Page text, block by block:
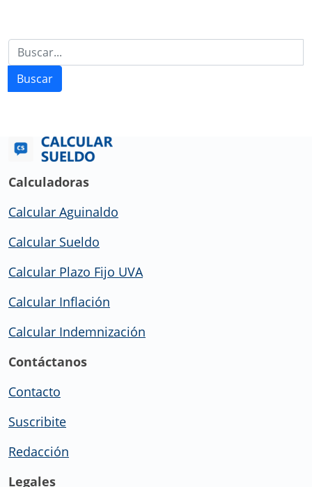
Buscar
Calculadoras
Calcular Aguinaldo
Calcular Sueldo
Calcular Plazo Fijo UVA
Calcular Inflación
Calcular Indemnización
Contáctanos
Contacto
Suscribite
Redacción
Legales